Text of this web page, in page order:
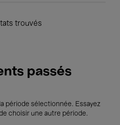
trouvés
passés
période sélectionnée. Essayez
choisir une autre période.